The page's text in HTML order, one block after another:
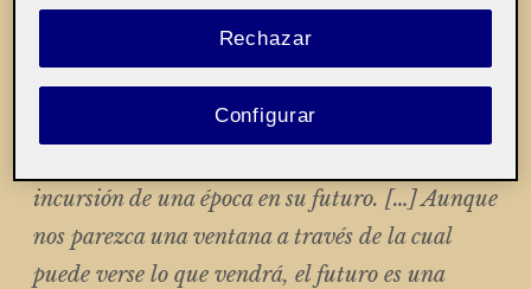
imaginar las obras de arte del futuro; las
imágenes que nos hacemos del futuro remiten al
tiempo en que fueron creadas, y para imaginar
sólo contamos con las formas que conocemos.
incursión de una época en su futuro. […] Aunque
nos parezca una ventana a través de la cual
puede verse lo que vendrá, el futuro es una
Rechazar
Configurar